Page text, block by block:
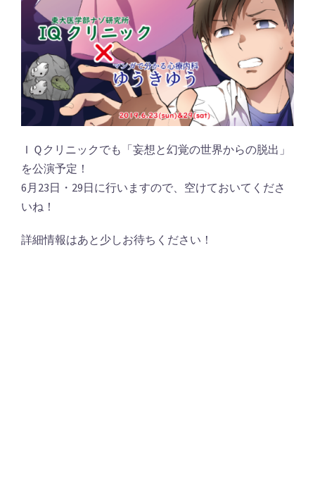
ＩＱクリニックでも「妄想と幻覚の世界からの脱出」
を公演予定！
6月23日・29日に行いますので、空けておいてくださ
いね！
詳細情報はあと少しお待ちください！